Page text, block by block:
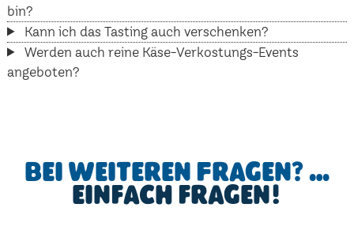
bin?
Kann ich das Tasting auch verschenken?
Werden auch reine Käse-Verkostungs-Events
angeboten?
Bei weiteren Fragen? …
einfach fragen!